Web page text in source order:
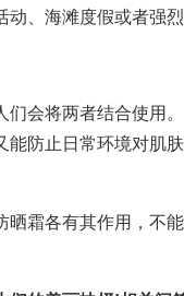
动、海滩度假或者强
们会将两者结合使用
能防止日常环境对肌
晒霜各有其作用，不